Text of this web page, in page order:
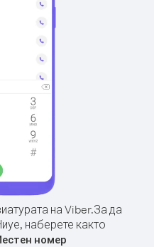
на Viber.За да
наберете както
номер